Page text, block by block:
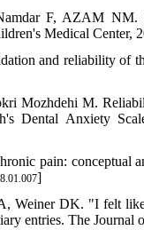
F, AZAM NM.
Medical Center,
and reliability of
Mozhdehi M.
Dental Anxiety
pain: conceptual
]
DK. "I felt
entries. The Journal